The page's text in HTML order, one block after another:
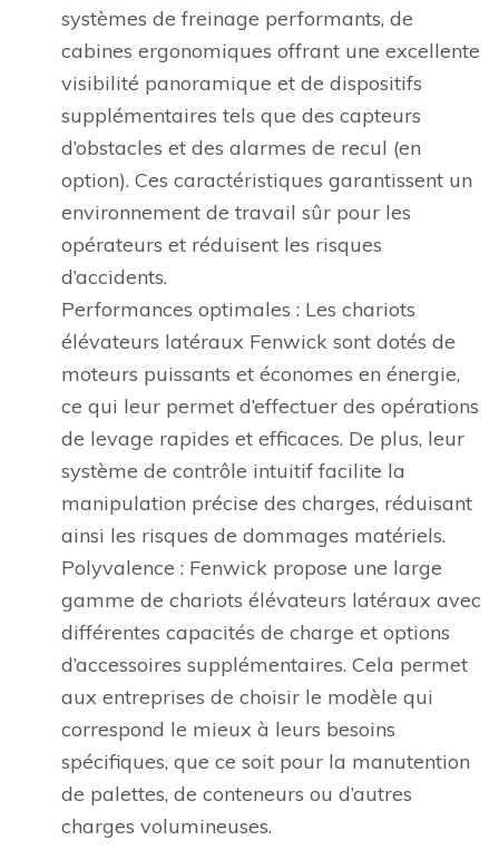
systèmes de freinage performants, de
cabines ergonomiques offrant une excellente
visibilité panoramique et de dispositifs
supplémentaires tels que des capteurs
d’obstacles et des alarmes de recul (en
option). Ces caractéristiques garantissent un
environnement de travail sûr pour les
opérateurs et réduisent les risques
d’accidents.
Performances optimales : Les chariots
élévateurs latéraux Fenwick sont dotés de
moteurs puissants et économes en énergie,
ce qui leur permet d’effectuer des opérations
de levage rapides et efficaces. De plus, leur
système de contrôle intuitif facilite la
manipulation précise des charges, réduisant
ainsi les risques de dommages matériels.
Polyvalence : Fenwick propose une large
gamme de chariots élévateurs latéraux avec
différentes capacités de charge et options
d’accessoires supplémentaires. Cela permet
aux entreprises de choisir le modèle qui
correspond le mieux à leurs besoins
spécifiques, que ce soit pour la manutention
de palettes, de conteneurs ou d’autres
charges volumineuses.